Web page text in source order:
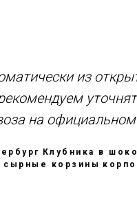
из
на официальном
Клубника в
сырные корзины